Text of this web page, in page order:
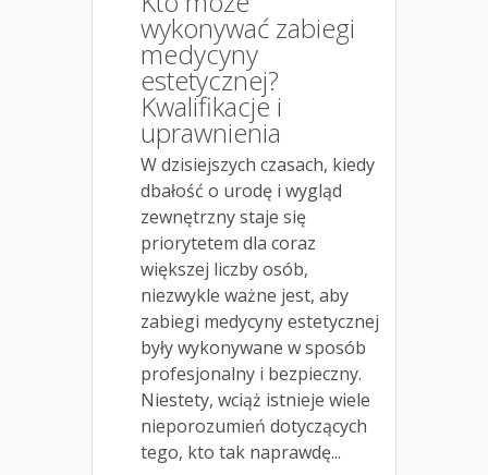
wykonywać zabiegi
medycyny
estetycznej?
Kwalifikacje i
uprawnienia
W dzisiejszych czasach, kiedy
dbałość o urodę i wygląd
zewnętrzny staje się
priorytetem dla coraz
większej liczby osób,
niezwykle ważne jest, aby
zabiegi medycyny estetycznej
były wykonywane w sposób
profesjonalny i bezpieczny.
Niestety, wciąż istnieje wiele
nieporozumień dotyczących
tego, kto tak naprawdę...